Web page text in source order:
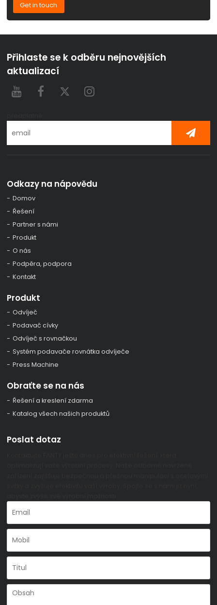
Get in touch
Přihlaste se k odběru nejnovějších
aktualizací
Odkazy na nápovědu
Domov
Řešení
Partner s námi
Produkt
O nás
Podpěra, podpora
Kontakt
Produkt
Odvíječ
Podavač cívky
Odvíječ s rovnačkou
Systém podavače rovnátka odvíječe
Press Machine
Obraťte se na nás
Řešení a kreslení zdarma
Katalog všech našich produktů
Poslat dotaz